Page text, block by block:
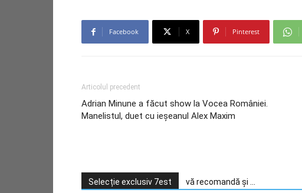
Facebook X Pinterest
Articolul precedent
Adrian Minune a făcut show la Vocea României.
Manelistul, duet cu ieșeanul Alex Maxim
Selecție exclusiv 7est vă recomandă și ...